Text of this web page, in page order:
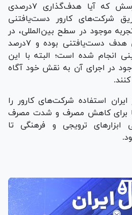
وی در پاسخ به این پرسش که آیا هدف‌گذاری ۷درصدی
شرکت‌های کارور دست‌یافتنی
موجود در سطح بین‌المللی، در
صورت اجرای درست، این هدف دست‌یافتنی بوده و ۷درصد
انجام شده است؛ البته با این
در اجرای آن به نقش خود آگاه
استفاده شرکت‌های کارور را
برای کاهش مصرف و شدت مصرف
ترویجی و فرهنگی تا